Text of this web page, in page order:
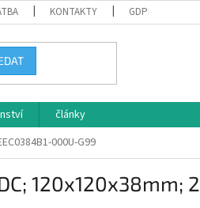
KONTAKTY GDPR
články
000U-G99
120x120x38mm;